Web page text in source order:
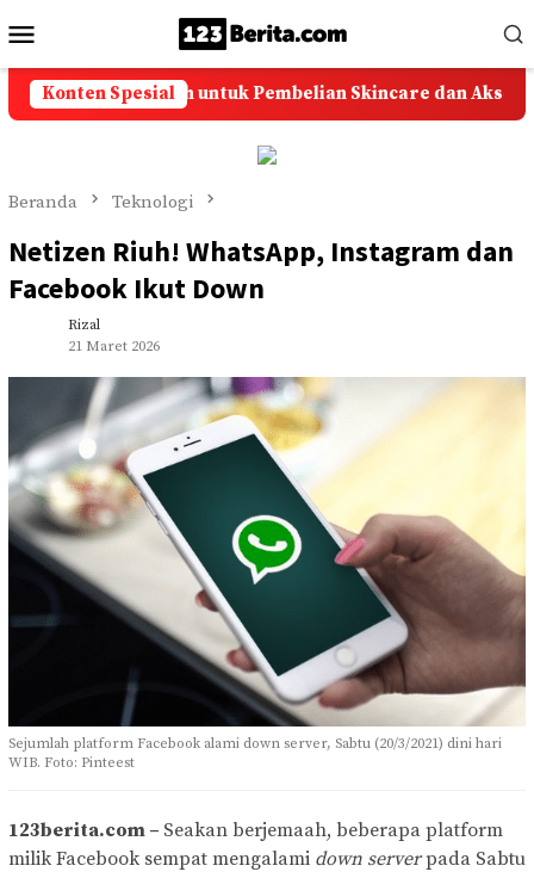
ke
kontenMobile
Konten Spesial
Ongkir Murah untuk Pembelian Skincare dan Aksesoris
Beranda Teknologi
Netizen Riuh! WhatsApp, Instagram dan
Facebook Ikut Down
Rizal
21 Maret 2026
Sejumlah platform Facebook alami down server, Sabtu (20/3/2021) dini hari
WIB. Foto: Pinteest
123berita.com – Seakan berjemaah, beberapa platform
milik Facebook sempat mengalami down serverpada Sabtu